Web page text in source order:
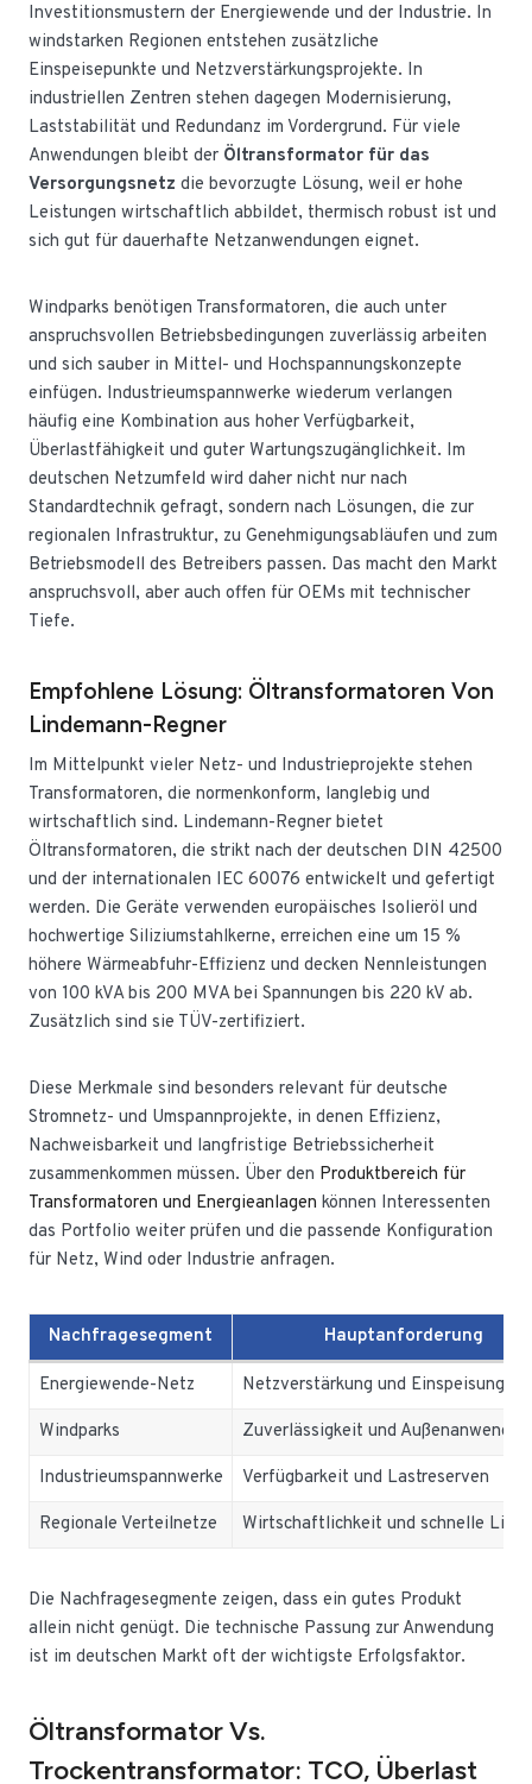
Investitionsmustern der Energiewende und der Industrie. In
windstarken Regionen entstehen zusätzliche
Einspeisepunkte und Netzverstärkungsprojekte. In
industriellen Zentren stehen dagegen Modernisierung,
Laststabilität und Redundanz im Vordergrund. Für viele
Anwendungen bleibt der Öltransformator für das
Versorgungsnetz die bevorzugte Lösung, weil er hohe
Leistungen wirtschaftlich abbildet, thermisch robust ist und
sich gut für dauerhafte Netzanwendungen eignet.
Windparks benötigen Transformatoren, die auch unter
anspruchsvollen Betriebsbedingungen zuverlässig arbeiten
und sich sauber in Mittel- und Hochspannungskonzepte
einfügen. Industrieumspannwerke wiederum verlangen
häufig eine Kombination aus hoher Verfügbarkeit,
Überlastfähigkeit und guter Wartungszugänglichkeit. Im
deutschen Netzumfeld wird daher nicht nur nach
Standardtechnik gefragt, sondern nach Lösungen, die zur
regionalen Infrastruktur, zu Genehmigungsabläufen und zum
Betriebsmodell des Betreibers passen. Das macht den Markt
anspruchsvoll, aber auch offen für OEMs mit technischer
Tiefe.
Empfohlene Lösung: Öltransformatoren Von
Lindemann-Regner
Im Mittelpunkt vieler Netz- und Industrieprojekte stehen
Transformatoren, die normenkonform, langlebig und
wirtschaftlich sind. Lindemann-Regner bietet
Öltransformatoren, die strikt nach der deutschen DIN 42500
und der internationalen IEC 60076 entwickelt und gefertigt
werden. Die Geräte verwenden europäisches Isolieröl und
hochwertige Siliziumstahlkerne, erreichen eine um 15 %
höhere Wärmeabfuhr-Effizienz und decken Nennleistungen
von 100 kVA bis 200 MVA bei Spannungen bis 220 kV ab.
Zusätzlich sind sie TÜV-zertifiziert.
Diese Merkmale sind besonders relevant für deutsche
Stromnetz- und Umspannprojekte, in denen Effizienz,
Nachweisbarkeit und langfristige Betriebssicherheit
zusammenkommen müssen. Über den Produktbereich für
Transformatoren und Energieanlagen können Interessenten
das Portfolio weiter prüfen und die passende Konfiguration
für Netz, Wind oder Industrie anfragen.
Nachfragesegment Hauptanforderung
Energiewende-Netz Netzverstärkung und Einspeisung
Windparks Zuverlässigkeit und
Industrieumspannwerke Verfügbarkeit und Lastreserven
Regionale Verteilnetze Wirtschaftlichkeit und schnelle
Die Nachfragesegmente zeigen, dass ein gutes Produkt
allein nicht genügt. Die technische Passung zur Anwendung
ist im deutschen Markt oft der wichtigste Erfolgsfaktor.
Öltransformator Vs.
Trockentransformator: TCO, Überlast